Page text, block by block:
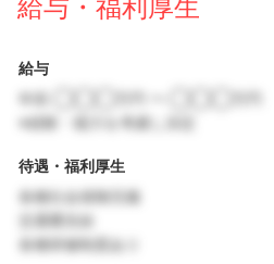
給与・福利厚生
給与
※経験・能力を考慮し決定
待遇・福利厚生
各種社会保険完備
交通費支給
各種研修制度あり